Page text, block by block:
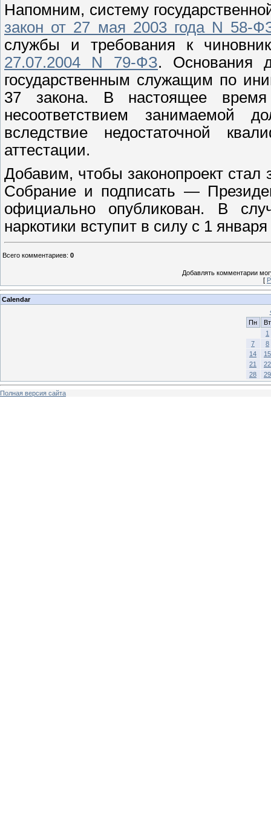
Напомним, систему
закон от 27 мая 2003 года N 58-
службы и требования к
27.07.2004 N 79-ФЗ. Основания
государственным служащим по
37 закона. В настоящее
несоответствием занимаемой
вследствие недостаточной
аттестации.
Добавим, чтобы законопроект
Собрание и подписать —
официально опубликован. В
наркотики вступит в силу с 1
Всего комментариев: 0
Добавлять комментарии
[
Calendar
Пн
Вт
1
7
8
14
15
21
22
28
29
Полная версия сайта